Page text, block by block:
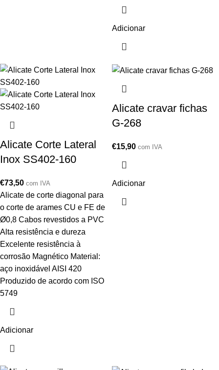
Adicionar
Alicate Corte Lateral
Inox SS402-160
€73,50 com IVA
Alicate de corte diagonal para
o corte de arames CU e FE de
Ø0,8 Cabos revestidos a PVC
Alta resistência e dureza
Excelente resistência à
corrosão Magnético Material:
aço inoxidável AISI 420
Produzido de acordo com ISO
5749
Adicionar
Alicate cravar fichas
G-268
€15,90 com IVA
Adicionar